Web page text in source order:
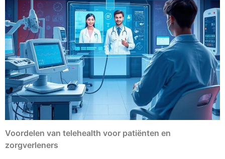
Voordelen van telehealth voor patiënten en
zorgverleners